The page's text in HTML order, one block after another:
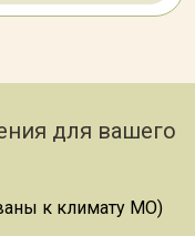
для вашего
к климату МО)